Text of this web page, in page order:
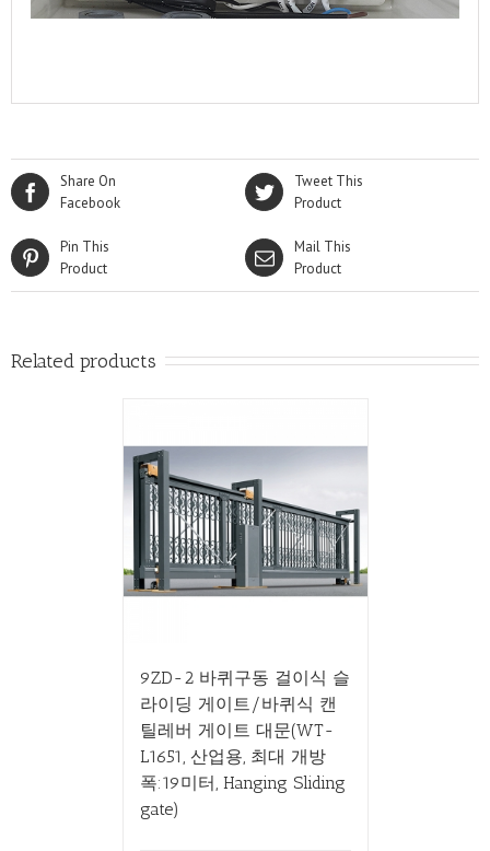
Share On
Facebook
Tweet This
Product
Pin This
Product
Mail This
Product
Related products
9ZD-2 바퀴구동 걸이식 슬
라이딩 게이트/바퀴식 캔
틸레버 게이트 대문(WT-
L1651, 산업용, 최대 개방
폭:19미터, Hanging Sliding
gate)